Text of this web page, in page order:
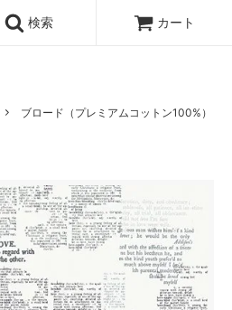
検索 カート
ブロード（プレミアムコットン100%）